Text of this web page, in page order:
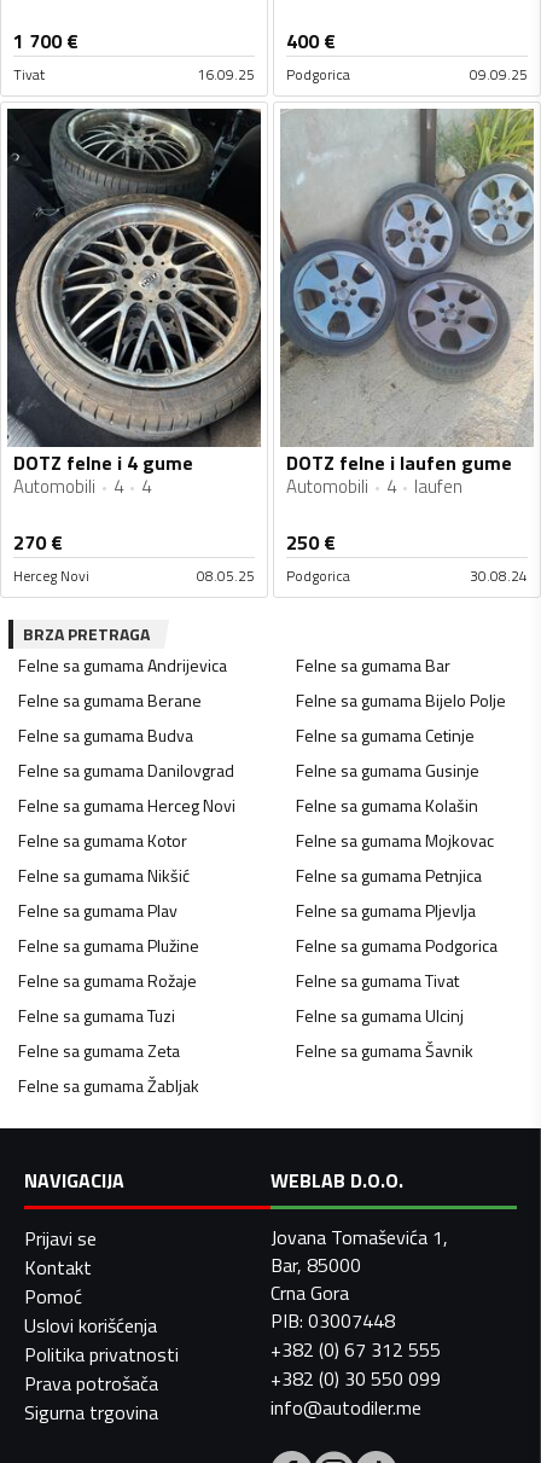
1 700€
Tivat 16.09.25
400€
Podgorica 09.09.25
DOTZ felne i 4 gume
Automobili 4 4
270€
Herceg Novi 08.05.25
DOTZ felne i laufen gume
Automobili 4 laufen
250€
Podgorica 30.08.24
BRZA PRETRAGA
Felne sa gumamaAndrijevica Felne sa gumamaBar
Felne sa gumamaBerane Felne sa gumamaBijelo Polje
Felne sa gumamaBudva Felne sa gumamaCetinje
Felne sa gumamaDanilovgrad Felne sa gumamaGusinje
Felne sa gumamaHerceg Novi Felne sa gumamaKolašin
Felne sa gumamaKotor Felne sa gumamaMojkovac
Felne sa gumamaNikšić Felne sa gumamaPetnjica
Felne sa gumamaPlav Felne sa gumamaPljevlja
Felne sa gumamaPlužine Felne sa gumamaPodgorica
Felne sa gumamaRožaje Felne sa gumamaTivat
Felne sa gumamaTuzi Felne sa gumamaUlcinj
Felne sa gumamaZeta Felne sa gumamaŠavnik
Felne sa gumamaŽabljak
NAVIGACIJA
Prijavi se
Kontakt
Pomoć
Uslovi korišćenja
Politika privatnosti
Prava potrošača
Sigurna trgovina
WEBLAB D.O.O.
Jovana Tomaševića 1,
Bar, 85000
Crna Gora
PIB: 03007448
+382 (0) 67 312 555
+382 (0) 30 550 099
info@autodiler.me